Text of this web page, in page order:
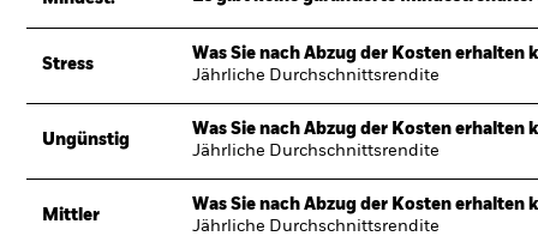
Stress
Was Sie nach Abzug der Kosten erhalten
Jährliche Durchschnittsrendite
Ungünstig
Was Sie nach Abzug der Kosten erhalten
Jährliche Durchschnittsrendite
Mittler
Was Sie nach Abzug der Kosten erhalten
Jährliche Durchschnittsrendite